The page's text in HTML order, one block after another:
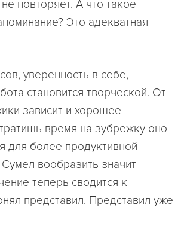
повторяет. А что такое
Это адекватная
уверенность в себе,
становится творческой. От
зависит и хорошее
время на зубрежку оно
для более продуктивной
вообразить значит
теперь сводится к
представил. Представил уже